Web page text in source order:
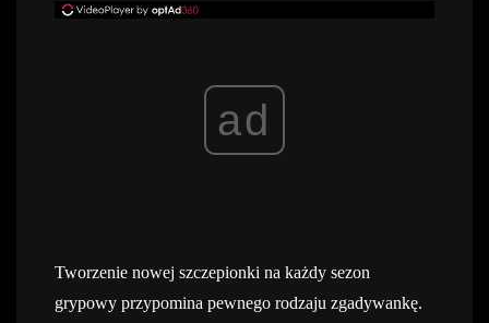
ad
Tworzenie nowej szczepionki na każdy sezon
grypowy przypomina pewnego rodzaju zgadywankę.